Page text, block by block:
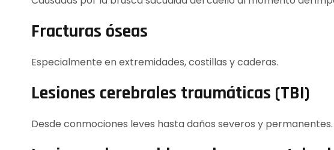
Fracturas óseas
Especialmente en extremidades, costillas y caderas.
Lesiones cerebrales traumáticas (TBI)
Desde conmociones leves hasta daños severos y permanentes.